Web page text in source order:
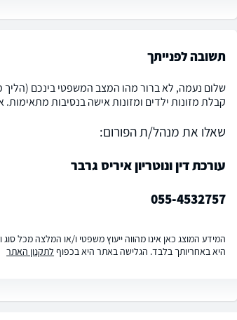
תשובה לפנייתך
שלום נעמה, לא ברור מהו המצב המשפטי בינכם (הליך
קבלת מזונות ילדים ומזונות אישה בנסיבות
שאלו את מנהל/ת הפורום:
עורכת דין ונוטריון איריס גרבר
055-4532757
המידע המוצג כאן אינו מהווה ייעוץ משפטי ו/או המלצה מכל
היא באחריותך בלבד. הגלישה באתר היא בכפוף לתקנון האתר